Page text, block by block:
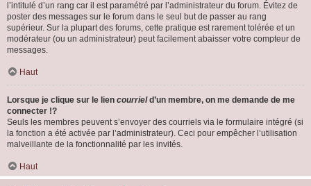
l’intitulé d’un rang car il est paramétré par l’administrateur du forum. Évitez de
poster des messages sur le forum dans le seul but de passer au rang
supérieur. Sur la plupart des forums, cette pratique est rarement tolérée et un
modérateur (ou un administrateur) peut facilement abaisser votre compteur de
messages.
Haut
Lorsque je clique sur le lien courrield’un membre, on me demande de me
connecter !?
Seuls les membres peuvent s’envoyer des courriels via le formulaire intégré (si
la fonction a été activée par l’administrateur). Ceci pour empêcher l’utilisation
malveillante de la fonctionnalité par les invités.
Haut